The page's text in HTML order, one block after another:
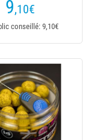
9,10€
conseillé: 9,10€